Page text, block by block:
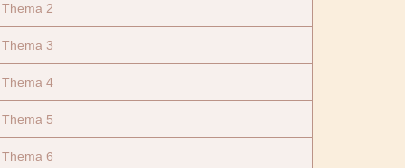
Thema 2
Thema 3
Thema 4
Thema 5
Thema 6